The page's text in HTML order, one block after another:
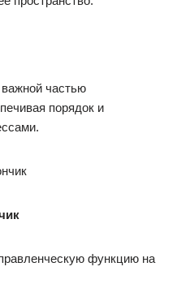
частью
порядок и
функцию на